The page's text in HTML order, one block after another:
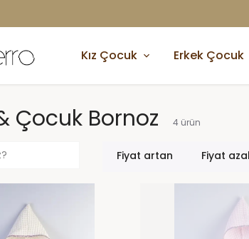
Kız Çocuk Erkek Çocuk
Çocuk Bornoz 4 ürün
Fiyat artan Fiyat